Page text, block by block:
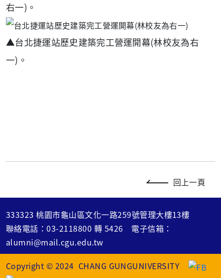
右一)。
▲台北捷運站歷史建築完工營運開幕(林校友為右
一)。
回上一頁
333323 桃園市龜山區文化一路259號管理大樓13樓
聯絡電話：03-2118800 轉 5426
電子信箱：
alumni@mail.cgu.edu.tw
Copyright © 2024 CHANG GUNGUNIVERSITY